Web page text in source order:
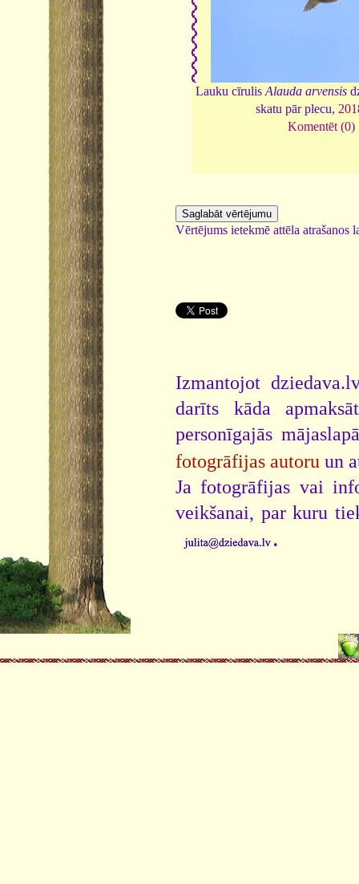
Lauku cīrulis Alauda arvensis
skatu pār plecu,
Komentēt (0)
Vērtējums ietekmē attēla atrašanos
Izmantojot
darīts kāda
personīgajās
fotogrāfijas autoru un
Ja fotogrāfijas vai
veikšanai, par kuru
.